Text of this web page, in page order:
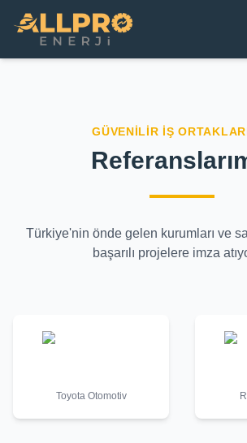
Ana Sayfa
Referanslar
GÜVENILIR İŞ
Türkiye'nin önde gelen kurumları ve
başarılı projelere imza
Toyota Otomotiv